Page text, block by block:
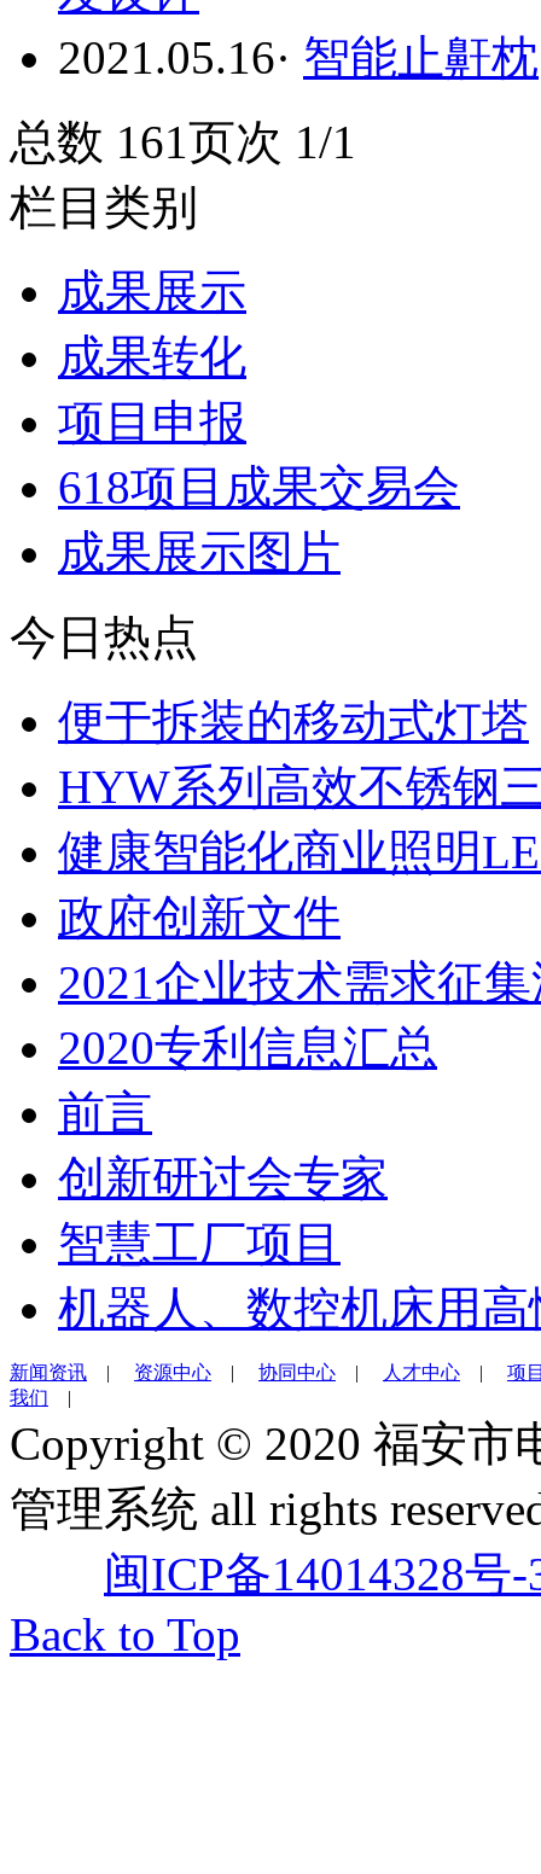
2021.05.16· 智能止鼾枕
总数 161页次 1/1
栏目类别
成果展示
成果转化
项目申报
618项目成果交易会
成果展示图片
今日热点
便于拆装的移动式灯塔
HYW系列高效不锈钢
健康智能化商业照明
政府创新文件
2021企业技术需求征
2020专利信息汇总
前言
创新研讨会专家
智慧工厂项目
机器人、数控机床用
新闻资讯 | 资源中心 | 协同中心 | 人才中心 | 项
我们 |
Copyright © 2020 福安
管理系统 all rights
闽ICP备14014328号-
Back to Top